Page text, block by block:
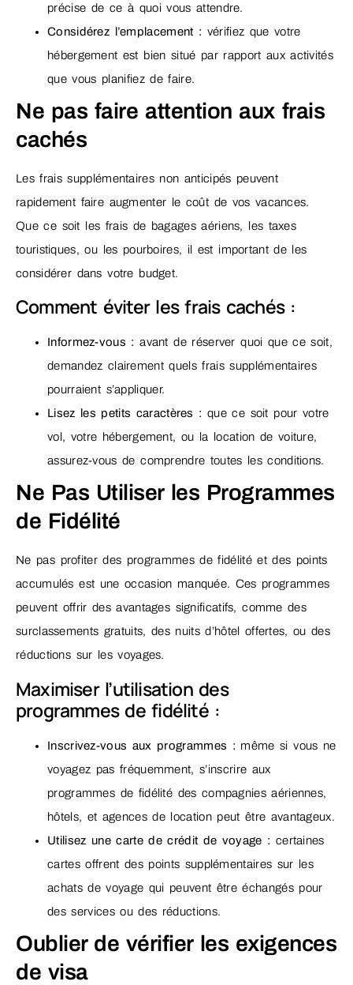
précise de ce à quoi vous attendre.
Considérez l’emplacement : vérifiez que votre
hébergement est bien situé par rapport aux activités
que vous planifiez de faire.
Ne pas faire attention aux frais
cachés
Les frais supplémentaires non anticipés peuvent
rapidement faire augmenter le coût de vos vacances.
Que ce soit les frais de bagages aériens, les taxes
touristiques, ou les pourboires, il est important de les
considérer dans votre budget.
Comment éviter les frais cachés :
Informez-vous : avant de réserver quoi que ce soit,
demandez clairement quels frais supplémentaires
pourraient s’appliquer.
Lisez les petits caractères : que ce soit pour votre
vol, votre hébergement, ou la location de voiture,
assurez-vous de comprendre toutes les conditions.
Ne Pas Utiliser les Programmes
de Fidélité
Ne pas profiter des programmes de fidélité et des points
accumulés est une occasion manquée. Ces programmes
peuvent offrir des avantages significatifs, comme des
surclassements gratuits, des nuits d’hôtel offertes, ou des
réductions sur les voyages.
Maximiser l’utilisation des
programmes de fidélité :
Inscrivez-vous aux programmes : même si vous ne
voyagez pas fréquemment, s’inscrire aux
programmes de fidélité des compagnies aériennes,
hôtels, et agences de location peut être avantageux.
Utilisez une carte de crédit de voyage : certaines
cartes offrent des points supplémentaires sur les
achats de voyage qui peuvent être échangés pour
des services ou des réductions.
Oublier de vérifier les exigences
de visa